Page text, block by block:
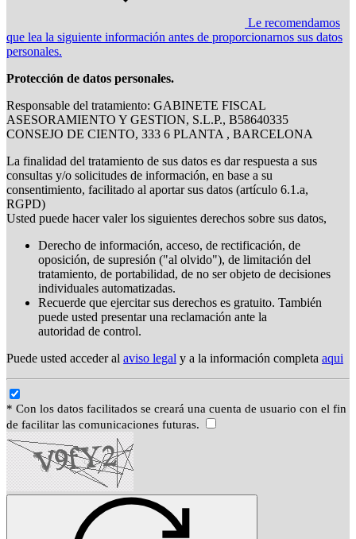
Le recomendamos
que lea la siguiente información antes de proporcionarnos sus datos
personales.
Protección de datos personales.
Responsable del tratamiento: GABINETE FISCAL
ASESORAMIENTO Y GESTION, S.L.P., B58640335
CONSEJO DE CIENTO, 333 6 PLANTA , BARCELONA
La finalidad del tratamiento de sus datos es dar respuesta a sus
consultas y/o solicitudes de información, en base a su
consentimiento, facilitado al aportar sus datos (artículo 6.1.a,
RGPD)
Usted puede hacer valer los siguientes derechos sobre sus datos,
Derecho de información, acceso, de rectificación, de
oposición, de supresión ("al olvido"), de limitación del
tratamiento, de portabilidad, de no ser objeto de decisiones
individuales automatizadas.
Recuerde que ejercitar sus derechos es gratuito. También
puede usted presentar una reclamación ante la
autoridad de control.
Puede usted acceder al aviso legal y a la información completa aqui
* Con los datos facilitados se creará una cuenta de usuario con el fin
de facilitar las comunicaciones futuras.